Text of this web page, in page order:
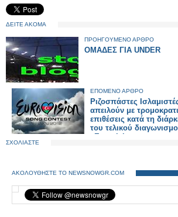
ΔΕΙΤΕ ΑΚΟΜΑ
ΠΡΟΗΓΟΥΜΕΝΟ ΑΡΘΡΟ
ΟΜΑΔΕΣ ΓΙΑ UNDER
ΕΠΟΜΕΝΟ ΑΡΘΡΟ
Ριζοσπάστες
απειλούν με
επιθέσεις κατά τη
του τελικού
«Eurovision»
ΣΧΟΛΙΑΣΤΕ
ΑΚΟΛΟΥΘΗΣΤΕ ΤΟ NEWSNOWGR.COM